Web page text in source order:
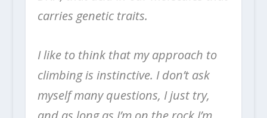
carries genetic traits.
I like to think that my approach to
climbing is instinctive. I don’t ask
myself many questions, I just try,